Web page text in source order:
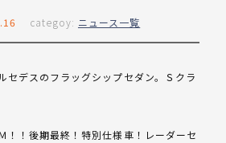
categoy: ニュース一覧
セデスのフラッグシップセダン。Ｓクラ
！！後期最終！特別仕様車！レーダーセ